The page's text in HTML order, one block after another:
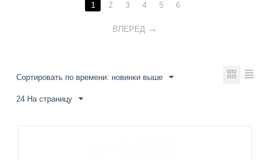
1 2 3 4 5 6
ВПЕРЕД
Сортировать по времени: новинки выше
24 На страницу